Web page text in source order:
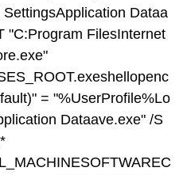
Dataa
"C:Program FilesInternet
= "%UserProfile%Lo
Dataave.exe" /S